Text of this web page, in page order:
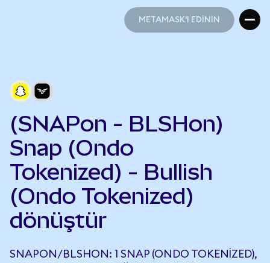
METAMASK'I EDİNİN
(SNAPon - BLSHon)
Snap (Ondo
Tokenized) - Bullish
(Ondo Tokenized)
dönüştür
SNAPON/BLSHON: 1 SNAP (ONDO TOKENIZED),